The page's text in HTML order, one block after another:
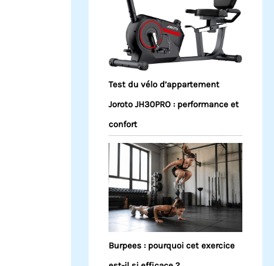
Test du vélo d’appartement
Joroto JH30PRO : performance et
confort
Burpees : pourquoi cet exercice